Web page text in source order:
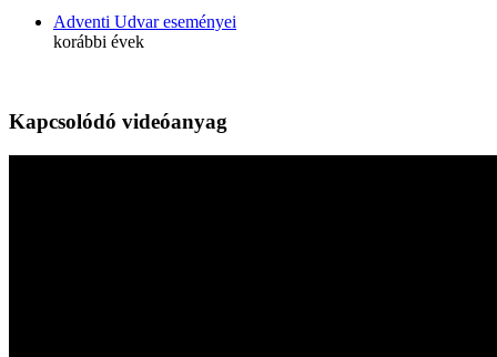
Adventi Udvar eseményei
korábbi évek
Kapcsolódó videóanyag